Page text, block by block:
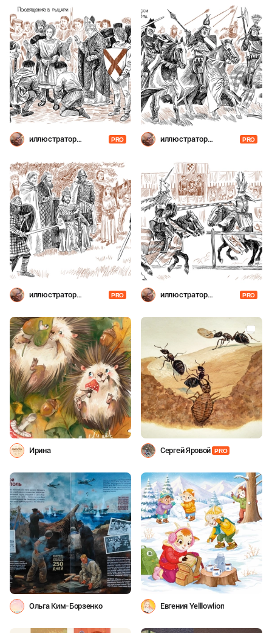
иллюстратор
PRO
иллюстратор
PRO
иллюстратор
PRO
иллюстратор
PRO
Ирина Сергей Яровой PRO
Ольга Ким-Борзенко Евгения Yelllowlion